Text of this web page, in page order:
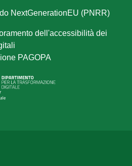
NextGenerationEU (PNRR)
dell'accessibilità dei
PAGOPA